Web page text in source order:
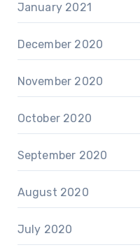
January 2021
December 2020
November 2020
October 2020
September 2020
August 2020
July 2020